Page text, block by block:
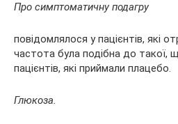
Про симптоматичну подагру
повідомлялося у пацієнтів, які
частота була подібна до такої,
пацієнтів, які приймали плацебо.
Глюкоза.